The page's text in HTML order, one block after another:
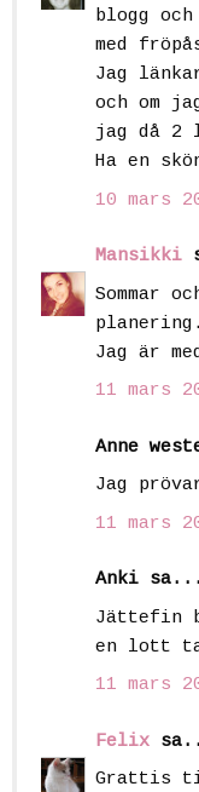
blogg
med
Jag
och om
jag då 2
Ha en
10 mars
Mansikki
Sommar
Jag är
11 mars
Anne
Jag
11 mars
Anki sa...
Jättefin
en lott
11 mars
Felix
Grattis